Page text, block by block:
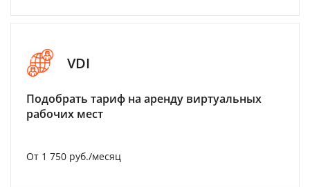
VDI
Подобрать тариф на аренду виртуальных
рабочих мест
От 1 750 руб./месяц